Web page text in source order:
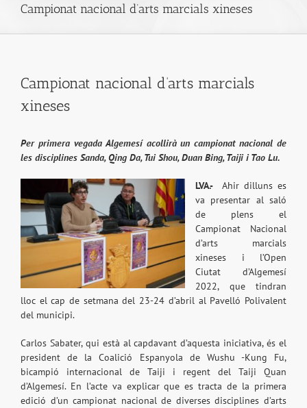
Campionat nacional d’arts marcials xineses
Campionat nacional d’arts marcials
xineses
Per primera vegada Algemesí acollirà un campionat nacional de
les disciplines Sanda, Qing Da, Tui Shou, Duan Bing, Taiji i Tao Lu.
LVA.- Ahir dilluns es
va presentar al saló
de plens el
Campionat Nacional
d’arts marcials
xineses i l’Open
Ciutat d’Algemesí
2022, que tindran
lloc el cap de setmana del 23-24 d’abril al Pavelló Polivalent
del municipi.
Carlos Sabater, qui està al capdavant d’aquesta iniciativa, és el
president de la Coalició Espanyola de Wushu -Kung Fu,
bicampió internacional de Taiji i regent del Taiji Quan
d’Algemesí. En l’acte va explicar que es tracta de la primera
edició d’un campionat nacional de diverses disciplines d’arts